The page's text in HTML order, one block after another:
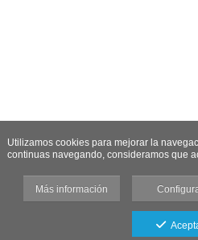
Utilizamos cookies para mejorar la
continuas navegando, consideramos que
Más información